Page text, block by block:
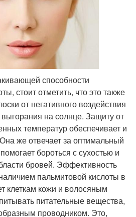
способности
стоит отметить, что это также
от негативного воздействия
на солнце. Защиту от
температур обеспечивает и
же отвечает за оптимальный
бороться с сухостью и
бровей. Эффективность
пальмитовой кислоты в
клеткам кожи и волосяным
питательные вещества,
проводником. Это,